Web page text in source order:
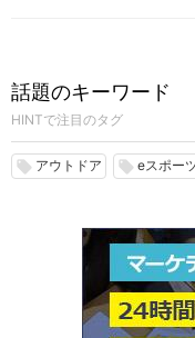
話題のキーワード
HINTで注目のタグ
local_offer アウトドア local_offer eスポー